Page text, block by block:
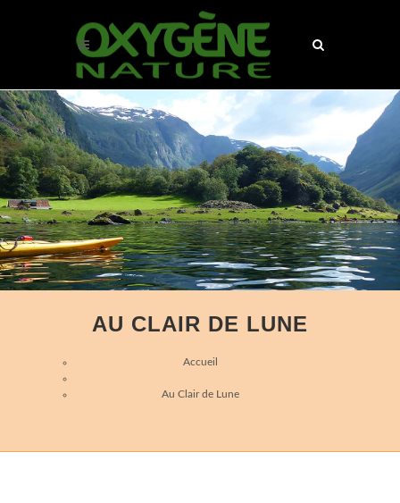
AU CLAIR DE LUNE
Accueil
Au Clair de Lune